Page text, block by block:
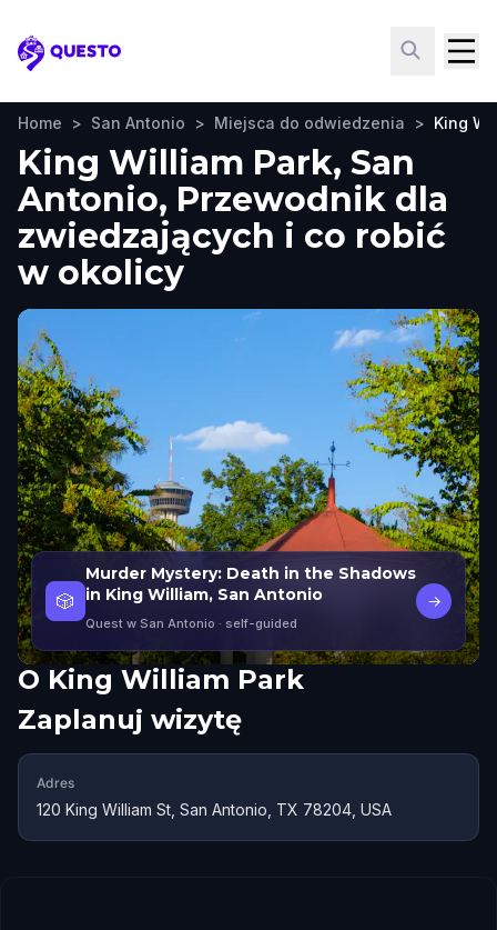
Questo
Home > San Antonio > Miejsca do odwiedzenia > King
King William Park, San
Antonio, Przewodnik dla
zwiedzających i co robić
w okolicy
🎲
Murder Mystery: Death in the Shadows
in King William, San Antonio
Quest w San Antonio · self-guided
→
O King William Park
Zaplanuj wizytę
Adres
120 King William St, San Antonio, TX 78204, USA